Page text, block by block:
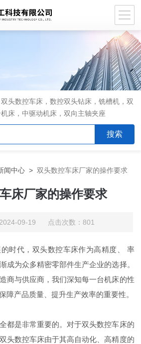
头数控车床，数控双头钻床，铣槽机，双
床，中驱动机床，双向主轴夹座
闻中心 >双头数控车床厂家的操作要求
床厂家的操作要求
2024-09-19 点击次数：801
时代，双头数控车床作为高精度、 率
成为众多精密零部件生产企业的选择。
商与供应商，我们深知每一台机床的性
障产品质量、提升生产效率的重要性。
都是非常重要的。对于双头数控车床的
头数控车床由于其高自动化、高精度的